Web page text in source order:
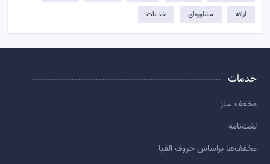
ارائه مشاوره‌ای خدمات
خدمات
مخفف ساز
لغت‌نامه
مخفف‌ها براساس حروف الفبا